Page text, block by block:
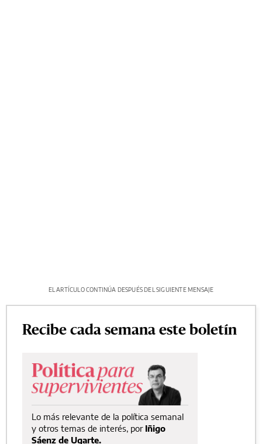
EL ARTÍCULO CONTINÚA DESPUÉS DEL SIGUIENTE MENSAJE
Recibe cada semana este boletín